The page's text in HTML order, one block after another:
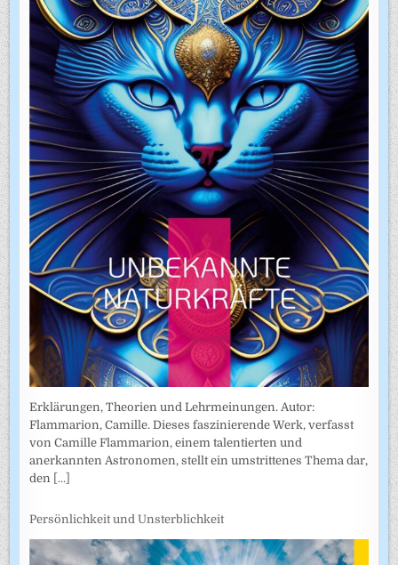
Erklärungen, Theorien und Lehrmeinungen. Autor:
Flammarion, Camille. Dieses faszinierende Werk, verfasst
von Camille Flammarion, einem talentierten und
anerkannten Astronomen, stellt ein umstrittenes Thema dar,
den [...]
Persönlichkeit und Unsterblichkeit